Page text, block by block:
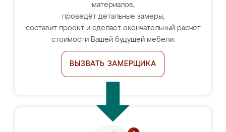
материалов,
проведёт детальные замеры,
составит проект и сделает окончательный расчёт
стоимости Вашей будущей мебели.
ВЫЗВАТЬ ЗАМЕРЩИКА